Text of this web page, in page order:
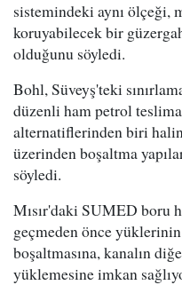
sistemindeki aynı
koruyabilecek bir
olduğunu söyledi.
Bohl, Süveyş'teki
düzenli ham petrol
alternatiflerinden biri
üzerinden boşaltma
söyledi.
Mısır'daki SUMED boru
geçmeden önce
boşaltmasına, kanalın
yüklemesine imkan